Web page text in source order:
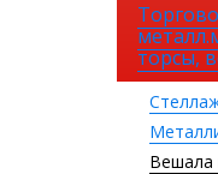
торсы,
Вешала